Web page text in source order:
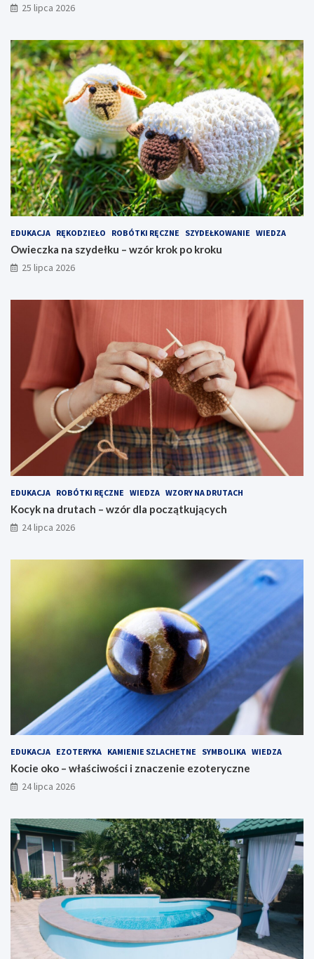
25 lipca 2026
EDUKACJA RĘKODZIEŁO ROBÓTKI RĘCZNE SZYDEŁKOWANIE WIEDZA
Owieczka na szydełku – wzór krok po kroku
25 lipca 2026
EDUKACJA ROBÓTKI RĘCZNE WIEDZA WZORY NA DRUTACH
Kocyk na drutach – wzór dla początkujących
24 lipca 2026
EDUKACJA EZOTERYKA KAMIENIE SZLACHETNE SYMBOLIKA WIEDZA
Kocie oko – właściwości i znaczenie ezoteryczne
24 lipca 2026